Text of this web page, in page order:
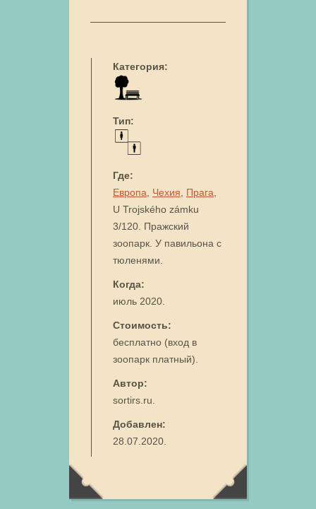
Категория:
Тип:
Где:
Европа
Чехия Прага
U Trojského zámku
3/120. Пражский
зоопарк. У павильона с
тюленями.
Когда:
июль 2020.
Стоимость:
бесплатно (вход в
зоопарк платный).
Автор:
sortirs.ru.
Добавлен:
28.07.2020.